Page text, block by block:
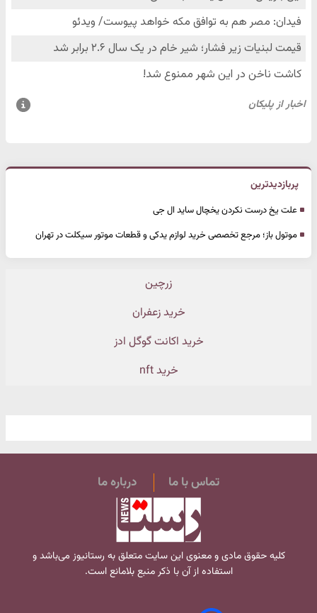
پربازدیدترین
علت یخ درست نکردن یخچال ساید ال جی
موتول باز؛ مرجع تخصصی خرید لوازم یدکی و قطعات موتور سیکلت در تهران
زرچین
خرید زعفران
خرید اکانت گوگل ادز
خرید nft
تماس با ما درباره ما
کلیه حقوق مادی و معنوی این سایت متعلق به رستانیوز می‌باشد و
استفاده از آن با ذکر منبع بلامانع است.